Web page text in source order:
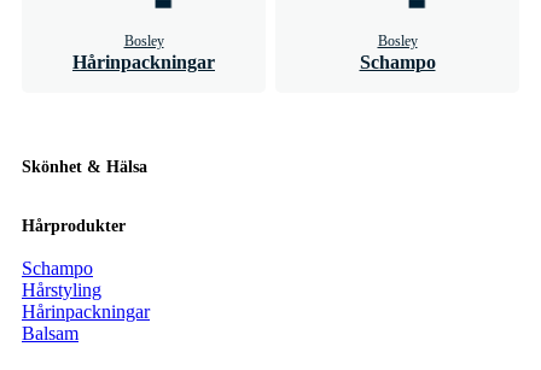
Bosley
Hårinpackningar
Bosley
Schampo
Skönhet & Hälsa
Hårprodukter
Schampo
Hårstyling
Hårinpackningar
Balsam